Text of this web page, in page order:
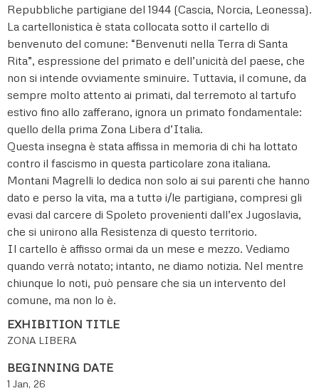
Repubbliche partigiane del 1944 (Cascia, Norcia, Leonessa).
La cartellonistica è stata collocata sotto il cartello di
benvenuto del comune: “Benvenuti nella Terra di Santa
Rita”, espressione del primato e dell’unicità del paese, che
non si intende ovviamente sminuire. Tuttavia, il comune, da
sempre molto attento ai primati, dal terremoto al tartufo
estivo fino allo zafferano, ignora un primato fondamentale:
quello della prima Zona Libera d’Italia.
Questa insegna è stata affissa in memoria di chi ha lottato
contro il fascismo in questa particolare zona italiana.
Montani Magrelli lo dedica non solo ai sui parenti che hanno
dato e perso la vita, ma a tuttə i/le partigianə, compresi gli
evasi dal carcere di Spoleto provenienti dall’ex Jugoslavia,
che si unirono alla Resistenza di questo territorio.
Il cartello è affisso ormai da un mese e mezzo. Vediamo
quando verrà notato; intanto, ne diamo notizia. Nel mentre
chiunque lo noti, può pensare che sia un intervento del
comune, ma non lo è.
EXHIBITION TITLE
ZONA LIBERA
BEGINNING DATE
1 Jan, 26